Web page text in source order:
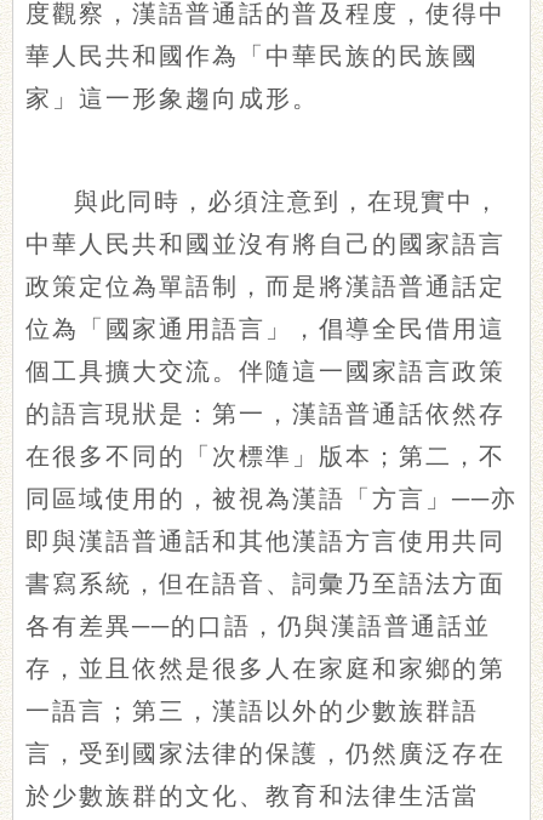
度觀察，漢語普通話的普及程度，使得中
華人民共和國作為「中華民族的民族國
家」這一形象趨向成形。
與此同時，必須注意到，在現實中，
中華人民共和國並沒有將自己的國家語言
政策定位為單語制，而是將漢語普通話定
位為「國家通用語言」，倡導全民借用這
個工具擴大交流。伴隨這一國家語言政策
的語言現狀是：第一，漢語普通話依然存
在很多不同的「次標準」版本；第二，不
同區域使用的，被視為漢語「方言」──亦
即與漢語普通話和其他漢語方言使用共同
書寫系統，但在語音、詞彙乃至語法方面
各有差異──的口語，仍與漢語普通話並
存，並且依然是很多人在家庭和家鄉的第
一語言；第三，漢語以外的少數族群語
言，受到國家法律的保護，仍然廣泛存在
於少數族群的文化、教育和法律生活當